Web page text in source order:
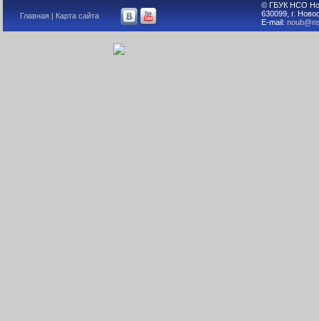
© ГБУК НСО
630099, г.
E-mail:
Главная Карта сайта